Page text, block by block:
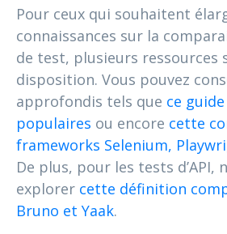
Pour ceux qui souhaitent
connaissances sur la
de test, plusieurs ressources
disposition. Vous pouvez
approfondis tels que ce
populaires ou encore cette
frameworks Selenium,
De plus, pour les tests d’API,
explorer cette définition
Bruno et Yaak.